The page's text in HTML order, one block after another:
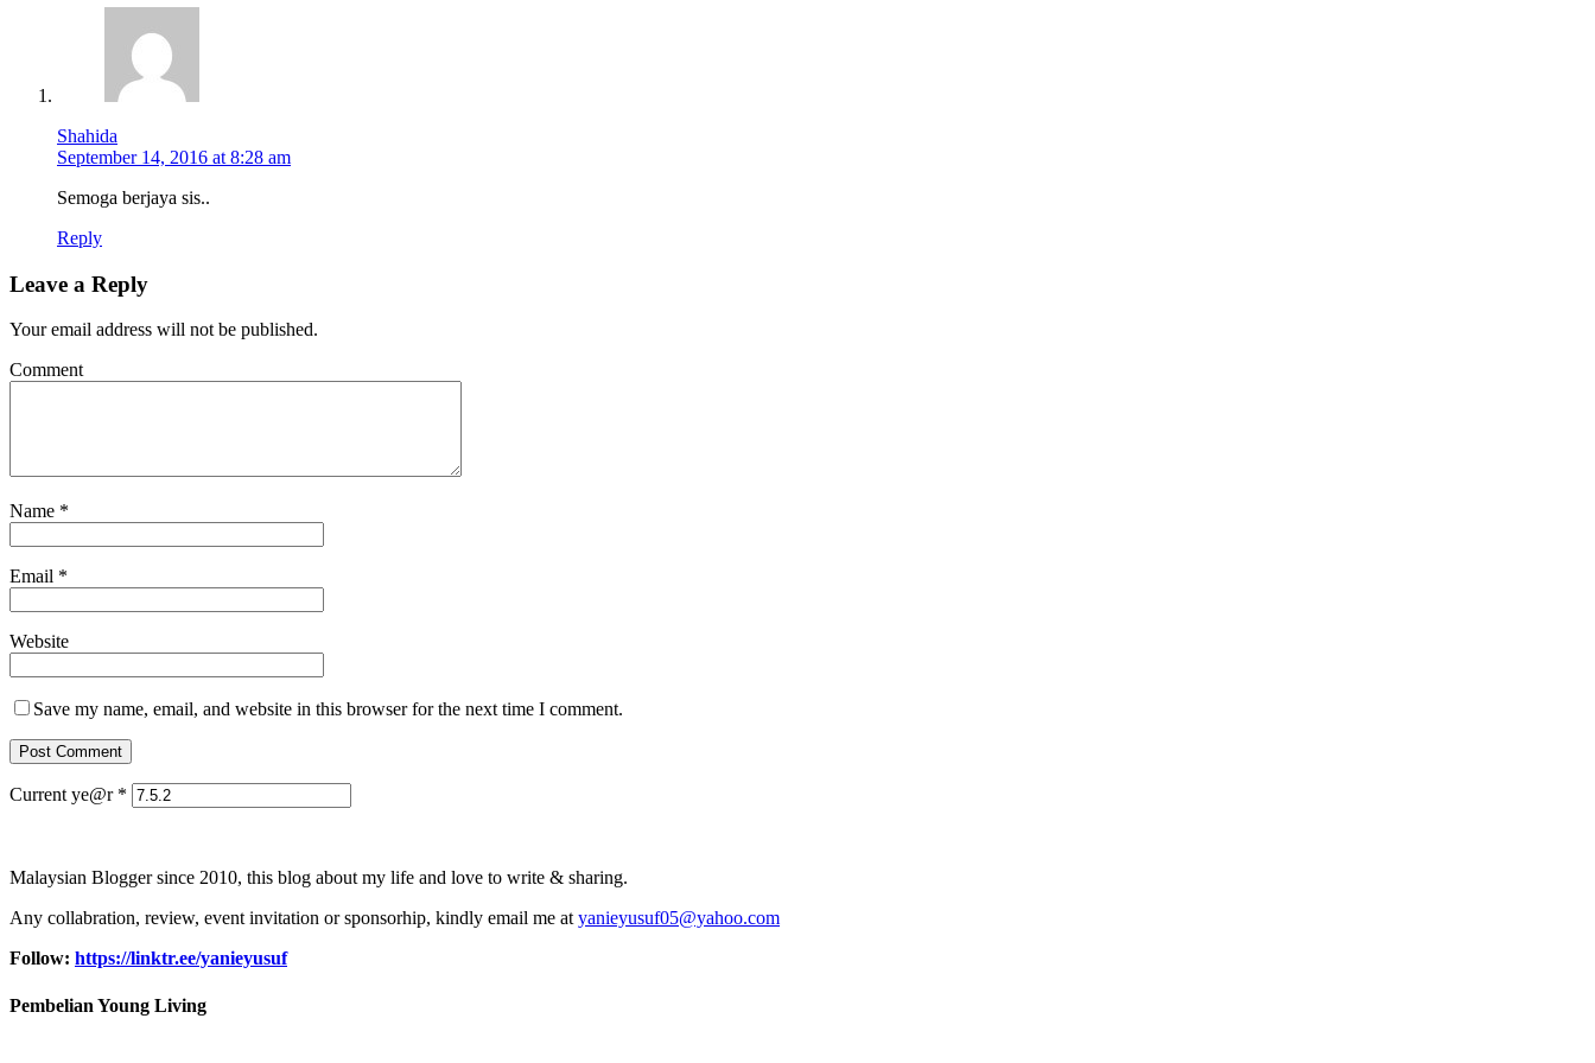
Shahida
September 14, 2016 at 8:28 am
Semoga berjaya sis..
Reply
Leave a Reply
Your email address will not be published.
Comment
Name *
Email *
Website
Save my name, email, and website in this browser for the next time I comment.
Current ye@r *
Malaysian Blogger since 2010, this blog about my life and love to write & sharing.
Any collabration, review, event invitation or sponsorhip, kindly email me at yanieyusuf05@yahoo.com
Follow: https://linktr.ee/yanieyusuf
Pembelian Young Living